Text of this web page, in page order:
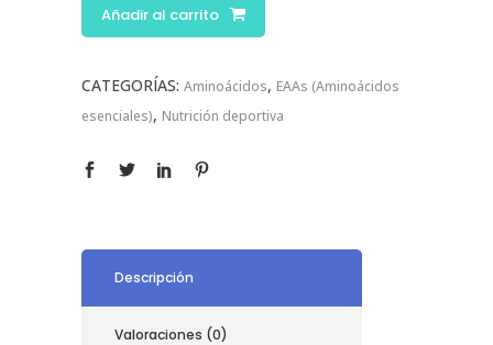
Añadir al carrito
CATEGORÍAS: Aminoácidos, EAAs (Aminoácidos
esenciales), Nutrición deportiva
Descripción
Valoraciones (0)